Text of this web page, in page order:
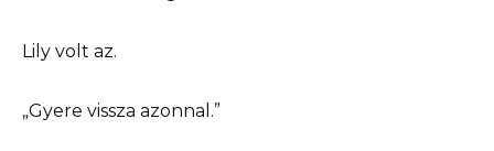
Lily volt az.
„Gyere vissza azonnal.”